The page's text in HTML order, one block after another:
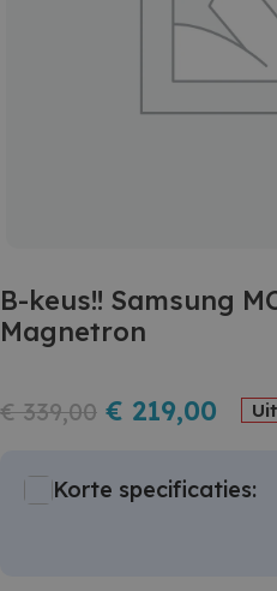
B-keus!! Samsung
Magnetron
€339,00 € 219,00
Korte specificaties: